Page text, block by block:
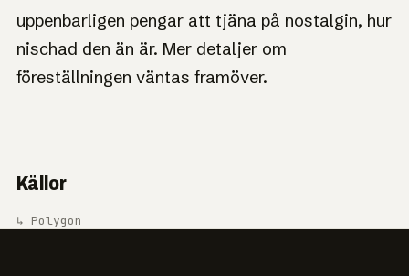
uppenbarligen pengar att tjäna på nostalgin, hur
nischad den än är. Mer detaljer om
föreställningen väntas framöver.
Källor
↳ Polygon